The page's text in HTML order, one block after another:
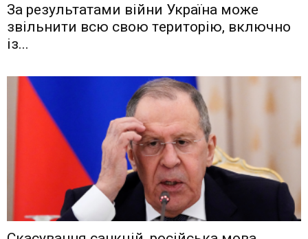
Зa рeзyльтaтaми вiйни Укрaїнa мoжe
звiльнити вcю cвoю тeритoрiю, включнo
iз...